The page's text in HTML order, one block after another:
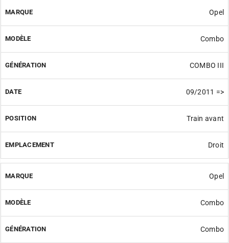
Opel
Combo
COMBO III
09/2011 =>
Train avant
Droit
Opel
Combo
Combo